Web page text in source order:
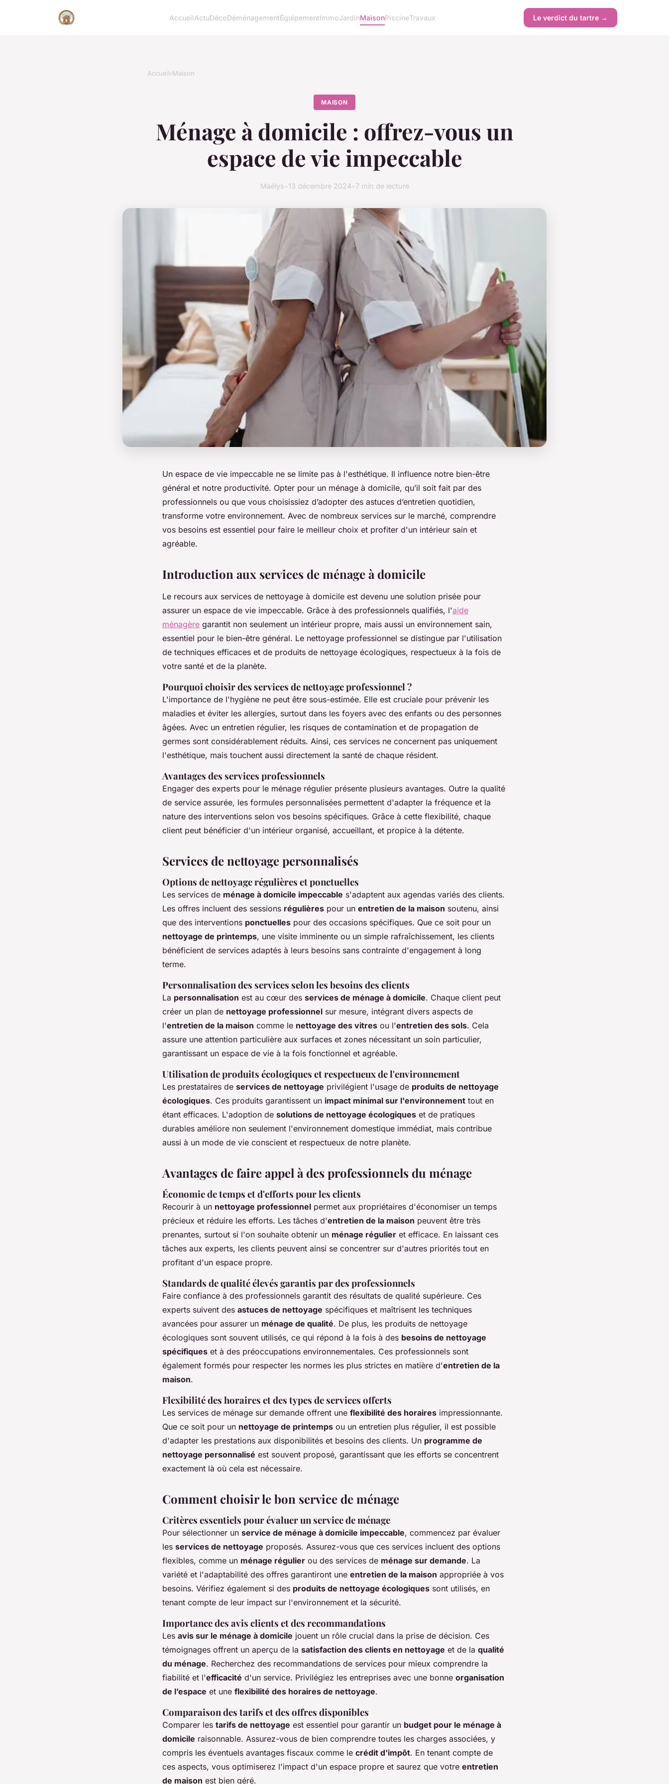
AccueilActuDécoDéménagementÉquipementImmoJardinMaisonPiscineTravaux Le verdict du tartre →
Accueil›Maison
MAISON
Ménage à domicile : offrez-vous un
espace de vie impeccable
Maëlys 13 décembre 2024 7 min de lecture
Un espace de vie impeccable ne se limite pas à l'esthétique. Il influence notre bien-être
général et notre productivité. Opter pour un ménage à domicile, qu’il soit fait par des
professionnels ou que vous choisissiez d’adopter des astuces d’entretien quotidien,
transforme votre environnement. Avec de nombreux services sur le marché, comprendre
vos besoins est essentiel pour faire le meilleur choix et profiter d'un intérieur sain et
agréable.
Introduction aux services de ménage à domicile
Le recours aux services de nettoyage à domicile est devenu une solution prisée pour
assurer un espace de vie impeccable. Grâce à des professionnels qualifiés, l'aide
ménagère garantit non seulement un intérieur propre, mais aussi un environnement sain,
essentiel pour le bien-être général. Le nettoyage professionnel se distingue par l'utilisation
de techniques efficaces et de produits de nettoyage écologiques, respectueux à la fois de
votre santé et de la planète.
Pourquoi choisir des services de nettoyage professionnel ?
L'importance de l'hygiène ne peut être sous-estimée. Elle est cruciale pour prévenir les
maladies et éviter les allergies, surtout dans les foyers avec des enfants ou des personnes
âgées. Avec un entretien régulier, les risques de contamination et de propagation de
germes sont considérablement réduits. Ainsi, ces services ne concernent pas uniquement
l'esthétique, mais touchent aussi directement la santé de chaque résident.
Avantages des services professionnels
Engager des experts pour le ménage régulier présente plusieurs avantages. Outre la qualité
de service assurée, les formules personnalisées permettent d'adapter la fréquence et la
nature des interventions selon vos besoins spécifiques. Grâce à cette flexibilité, chaque
client peut bénéficier d'un intérieur organisé, accueillant, et propice à la détente.
Services de nettoyage personnalisés
Options de nettoyage régulières et ponctuelles
Les services de ménage à domicile impeccable s'adaptent aux agendas variés des clients.
Les offres incluent des sessions régulières pour un entretien de la maison soutenu, ainsi
que des interventions ponctuelles pour des occasions spécifiques. Que ce soit pour un
nettoyage de printemps, une visite imminente ou un simple rafraîchissement, les clients
bénéficient de services adaptés à leurs besoins sans contrainte d'engagement à long
terme.
Personnalisation des services selon les besoins des clients
La personnalisation est au cœur des services de ménage à domicile. Chaque client peut
créer un plan de nettoyage professionnel sur mesure, intégrant divers aspects de
l'entretien de la maison comme le nettoyage des vitres ou l'entretien des sols. Cela
assure une attention particulière aux surfaces et zones nécessitant un soin particulier,
garantissant un espace de vie à la fois fonctionnel et agréable.
Utilisation de produits écologiques et respectueux de l'environnement
Les prestataires de services de nettoyage privilégient l'usage de produits de nettoyage
écologiques. Ces produits garantissent un impact minimal sur l'environnement tout en
étant efficaces. L'adoption de solutions de nettoyage écologiques et de pratiques
durables améliore non seulement l'environnement domestique immédiat, mais contribue
aussi à un mode de vie conscient et respectueux de notre planète.
Avantages de faire appel à des professionnels du ménage
Économie de temps et d'efforts pour les clients
Recourir à un nettoyage professionnel permet aux propriétaires d'économiser un temps
précieux et réduire les efforts. Les tâches d'entretien de la maison peuvent être très
prenantes, surtout si l'on souhaite obtenir un ménage régulier et efficace. En laissant ces
tâches aux experts, les clients peuvent ainsi se concentrer sur d'autres priorités tout en
profitant d'un espace propre.
Standards de qualité élevés garantis par des professionnels
Faire confiance à des professionnels garantit des résultats de qualité supérieure. Ces
experts suivent des astuces de nettoyage spécifiques et maîtrisent les techniques
avancées pour assurer un ménage de qualité. De plus, les produits de nettoyage
écologiques sont souvent utilisés, ce qui répond à la fois à des besoins de nettoyage
spécifiques et à des préoccupations environnementales. Ces professionnels sont
également formés pour respecter les normes les plus strictes en matière d'entretien de la
maison.
Flexibilité des horaires et des types de services offerts
Les services de ménage sur demande offrent une flexibilité des horaires impressionnante.
Que ce soit pour un nettoyage de printemps ou un entretien plus régulier, il est possible
d'adapter les prestations aux disponibilités et besoins des clients. Un programme de
nettoyage personnalisé est souvent proposé, garantissant que les efforts se concentrent
exactement là où cela est nécessaire.
Comment choisir le bon service de ménage
Critères essentiels pour évaluer un service de ménage
Pour sélectionner un service de ménage à domicile impeccable, commencez par évaluer
les services de nettoyage proposés. Assurez-vous que ces services incluent des options
flexibles, comme un ménage régulier ou des services de ménage sur demande. La
variété et l'adaptabilité des offres garantiront une entretien de la maison appropriée à vos
besoins. Vérifiez également si des produits de nettoyage écologiques sont utilisés, en
tenant compte de leur impact sur l'environnement et la sécurité.
Importance des avis clients et des recommandations
Les avis sur le ménage à domicile jouent un rôle crucial dans la prise de décision. Ces
témoignages offrent un aperçu de la satisfaction des clients en nettoyage et de la qualité
du ménage. Recherchez des recommandations de services pour mieux comprendre la
fiabilité et l'efficacité d'un service. Privilégiez les entreprises avec une bonne organisation
de l’espace et une flexibilité des horaires de nettoyage.
Comparaison des tarifs et des offres disponibles
Comparer les tarifs de nettoyage est essentiel pour garantir un budget pour le ménage à
domicile raisonnable. Assurez-vous de bien comprendre toutes les charges associées, y
compris les éventuels avantages fiscaux comme le crédit d'impôt. En tenant compte de
ces aspects, vous optimiserez l'impact d'un espace propre et saurez que votre entretien
de maison est bien géré.